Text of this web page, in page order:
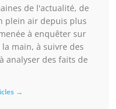
de l'actualité, de
plein air depuis plus
à enquêter sur
main, à suivre des
analyser des faits de
→